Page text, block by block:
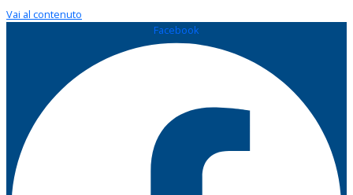
Vai al contenuto
Facebook